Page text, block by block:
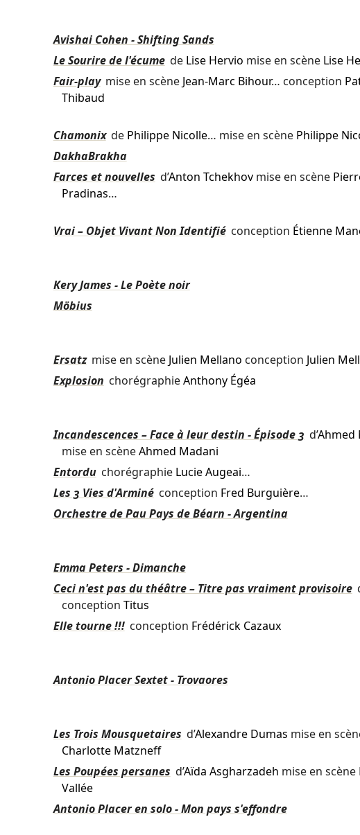
Avishai Cohen - Shifting Sands
Le Sourire de l'écume de Lise Hervio mise en scène Lise
Fair-play mise en scène Jean-Marc Bihour… conception
Thibaud
Chamonix de Philippe Nicolle… mise en scène Philippe
DakhaBrakha
Farces et nouvelles d’Anton Tchekhovmise en scène
Pradinas…
Vrai – Objet Vivant Non Identifié conception Étienne
Kery James - Le Poète noir
Möbius
Ersatz mise en scène Julien Mellano conception Julien
Explosion chorégraphieAnthony Égéa
Incandescences – Face à leur destin - Épisode 3 d’Ahmed
mise en scèneAhmed Madani
Entordu chorégraphie Lucie Augeai…
Les 3 Vies d'Arminé conception Fred Burguière…
Orchestre de Pau Pays de Béarn - Argentina
Emma Peters - Dimanche
Ceci n'est pas du théâtre – Titre pas vraiment provisoire
conception Titus
Elle tourne !!! conception Frédérick Cazaux
Antonio Placer Sextet - Trovaores
Les Trois Mousquetaires d’Alexandre Dumas mise en
Charlotte Matzneff
Les Poupées persanes d’Aïda Asgharzadeh mise en scène
Vallée
Antonio Placer en solo - Mon pays s'effondre